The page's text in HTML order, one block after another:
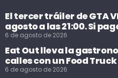
El tercer tráiler de GTA
agosto a las 21:00. Si
6 de agosto de 2026
Eat Out lleva la
calles con un Food
6 de agosto de 2026